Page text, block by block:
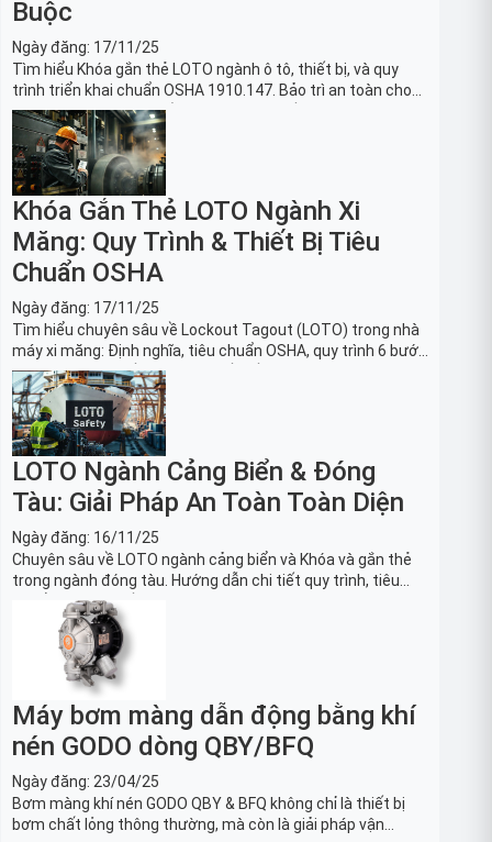
Buộc
Ngày đăng: 17/11/25
Tìm hiểu Khóa gắn thẻ LOTO ngành ô tô, thiết bị, và quy
trình triển khai chuẩn OSHA 1910.147. Bảo trì an toàn cho
robot, băng tải sản xuất ô tô và dây chuyền lắp ráp xe hơi.
Khóa Gắn Thẻ LOTO Ngành Xi
Măng: Quy Trình & Thiết Bị Tiêu
Chuẩn OSHA
Ngày đăng: 17/11/25
Tìm hiểu chuyên sâu về Lockout Tagout (LOTO) trong nhà
máy xi măng: Định nghĩa, tiêu chuẩn OSHA, quy trình 6 bước
và danh sách thiết bị LOTO thiết yếu. Giải pháp bảo trì lò
nung, máy nghiền an toàn.
LOTO Ngành Cảng Biển & Đóng
Tàu: Giải Pháp An Toàn Toàn Diện
Ngày đăng: 16/11/25
Chuyên sâu về LOTO ngành cảng biển và Khóa và gắn thẻ
trong ngành đóng tàu. Hướng dẫn chi tiết quy trình, tiêu
chuẩn OSHA, thiết bị và Giải pháp LOTO trong công nghiệp
đóng tàu toàn diện.
Máy bơm màng dẫn động bằng khí
nén GODO dòng QBY/BFQ
Ngày đăng: 23/04/25
Bơm màng khí nén GODO QBY & BFQ không chỉ là thiết bị
bơm chất lỏng thông thường, mà còn là giải pháp vận